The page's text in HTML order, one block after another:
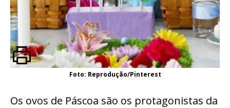
Foto: Reprodução/Pinterest
Os ovos de Páscoa são os protagonistas da